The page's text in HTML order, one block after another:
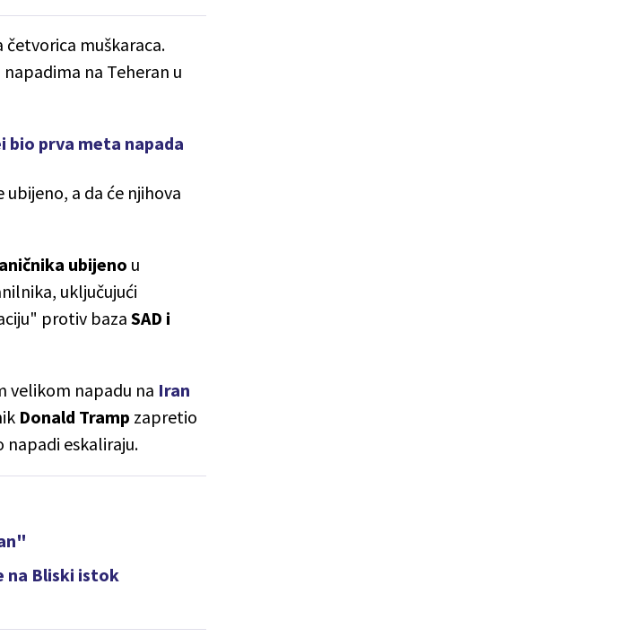
četvorica muškaraca.
na Teheran u
bio prva meta napada
a da će njihova
ubijeno u
uključujući
protiv baza SAD i
velikom napadu na Iran
Donald Tramp zapretio
napadi eskaliraju.
na Bliski istok